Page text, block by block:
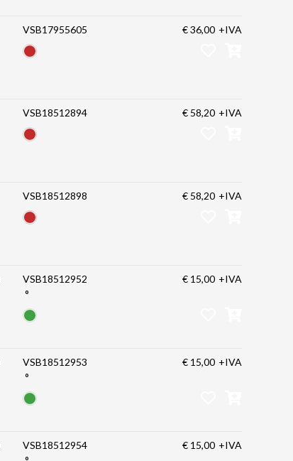
VSB17955605 € 36,00 +IVA
VSB18512894 € 58,20 +IVA
VSB18512898 € 58,20 +IVA
VSB18512952
°
€ 15,00 +IVA
VSB18512953
°
€ 15,00 +IVA
VSB18512954
€ 15,00 +IVA